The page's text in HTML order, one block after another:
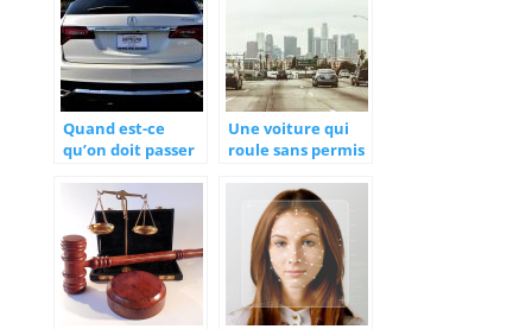
Quand est-ce
qu’on doit passer
de carte grise ?
Une voiture qui
roule sans permis
quels risques
peuvent-elles
avoir ?